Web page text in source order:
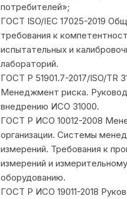
потребителей»;
ГОСТ ISO/IEC 17025-2019
требования к
испытательных и
лабораторий.
ГОСТ Р 51901.7-2017/ISO/TR
Менеджмент риска.
внедрению ИСО 31000.
ГОСТ Р ИСО 10012-2008
организации. Системы
измерений. Требования к
измерений и измерительному
оборудованию.
ГОСТ Р ИСО 19011-2018